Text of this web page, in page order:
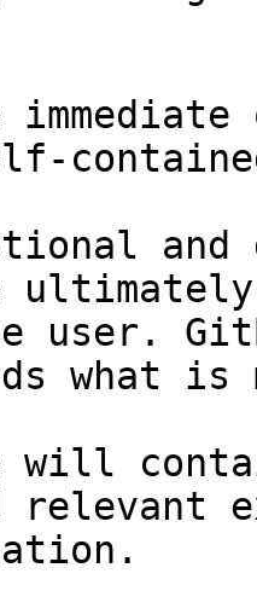
and
user.
what
will
relevant